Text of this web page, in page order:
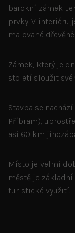
barokní zámek.
prvky. V interiéru
malované
Zámek, který je
století sloužit
Stavba se
Příbram),
asi 60 km
Místo je velmi
městě je
turistické využití.